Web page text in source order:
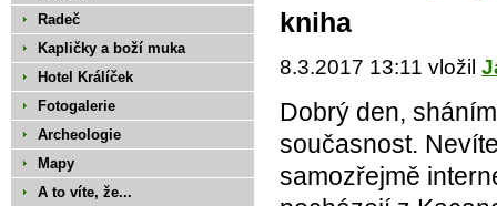
kniha
8.3.2017 13:11 vložil
Dobrý den,
současnost.
samozřejmě
Radeč
Kapličky a boží muka
Hotel Králíček
Fotogalerie
Archeologie
Mapy
A to víte, že...